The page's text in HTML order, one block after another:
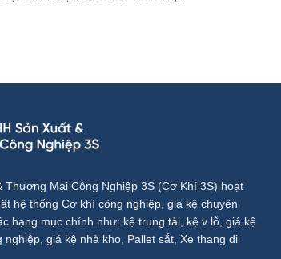
Thương Mại Công Nghiệp 3S (Cơ Khí 3S) hoạt
hệ thống Cơ khí công nghiệp, giá kệ chuyên
hạng mục chính như: kệ trung tải, kệ v lỗ, giá kệ
nghiệp, giá kệ nhà kho, Pallet sắt, Xe thang di